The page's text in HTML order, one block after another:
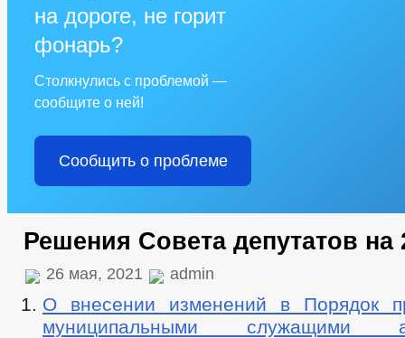
на дороге, не горит
фонарь?
Столкнулись с проблемой —
сообщите о ней!
Сообщить о проблеме
Решения Совета депутатов на
26 мая, 2021 admin
О внесении изменений в Порядок
муниципальными служащими